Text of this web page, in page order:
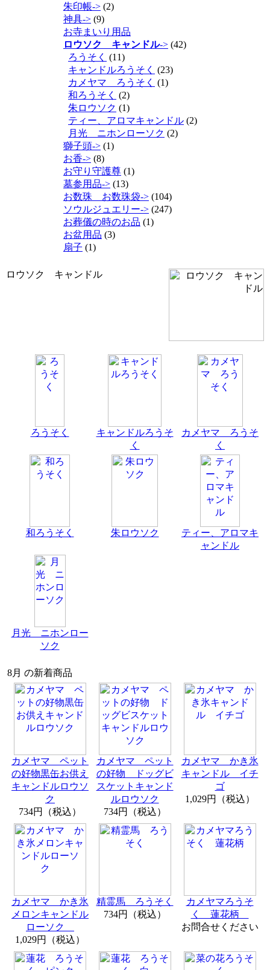
朱印帳-> (2)
神具-> (9)
お寺まいり用品
ロウソク キャンドル-> (42)
ろうそく (11)
キャンドルろうそく (23)
カメヤマ ろうそく (1)
和ろうそく (2)
朱ロウソク (1)
ティー、アロマキャンドル (2)
月光 ニホンローソク (2)
獅子頭-> (1)
お香-> (8)
お守り守護尊 (1)
墓参用品-> (13)
お数珠 お数珠袋-> (104)
ソウルジュエリー-> (247)
お葬儀の時のお品 (1)
お盆用品 (3)
扇子 (1)
ロウソク キャンドル
ろうそく
キャンドルろうそ
く
カメヤマ ろうそ
く
和ろうそく 朱ロウソク
ティー、アロマキ
ャンドル
月光 ニホンロー
ソク
8月 の新着商品
カメヤマ ペット
の好物黒缶お供え
キャンドルロウソ
ク
734円（税込）
カメヤマ ペット
の好物 ドッグビ
スケットキャンド
ルロウソク
734円（税込）
カメヤマ かき氷
キャンドル イチ
ゴ
1,029円（税込）
カメヤマ かき氷
メロンキャンドル
ローソク
1,029円（税込）
精霊馬 ろうそく
734円（税込）
カメヤマろうそ
く 蓮花柄
お問合せください